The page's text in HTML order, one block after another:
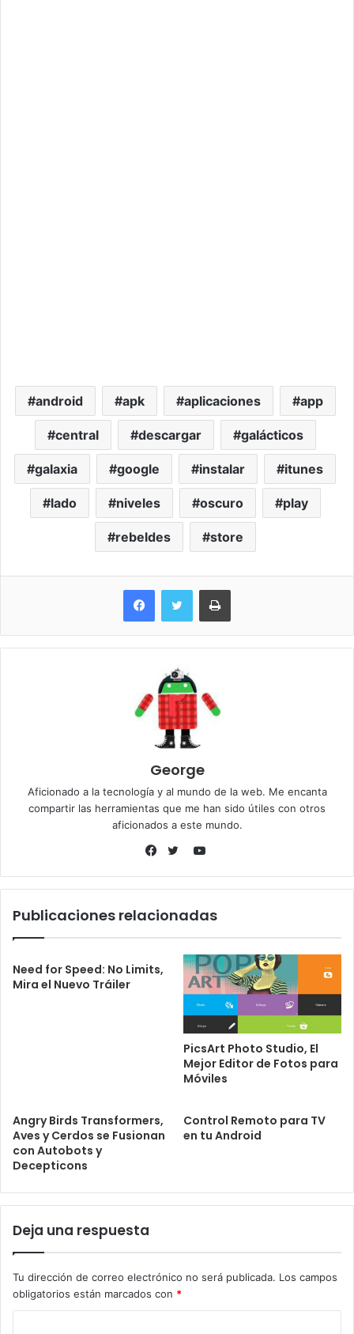
android apk aplicaciones app
central descargar galácticos
galaxia google instalar itunes
lado niveles oscuro play
rebeldes store
Imprimir
George
Aficionado a la tecnología y al mundo de la web. Me encanta
compartir las herramientas que me han sido útiles con otros
aficionados a este mundo.
YouTube
Publicaciones relacionadas
Need for Speed: No Limits,
Mira el Nuevo Tráiler
PicsArt Photo Studio, El
Mejor Editor de Fotos para
Móviles
Angry Birds Transformers,
Aves y Cerdos se Fusionan
con Autobots y
Decepticons
Control Remoto para TV
en tu Android
Deja una respuesta
Tu dirección de correo electrónico no será publicada. Los campos
obligatorios están marcados con *